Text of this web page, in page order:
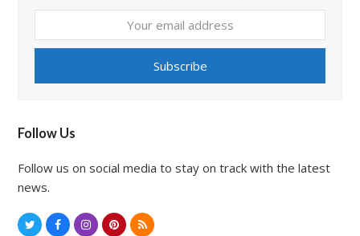
email
Subscribe
Follow Us
Follow us on social media to stay on track with the latest
news.
T
P
R